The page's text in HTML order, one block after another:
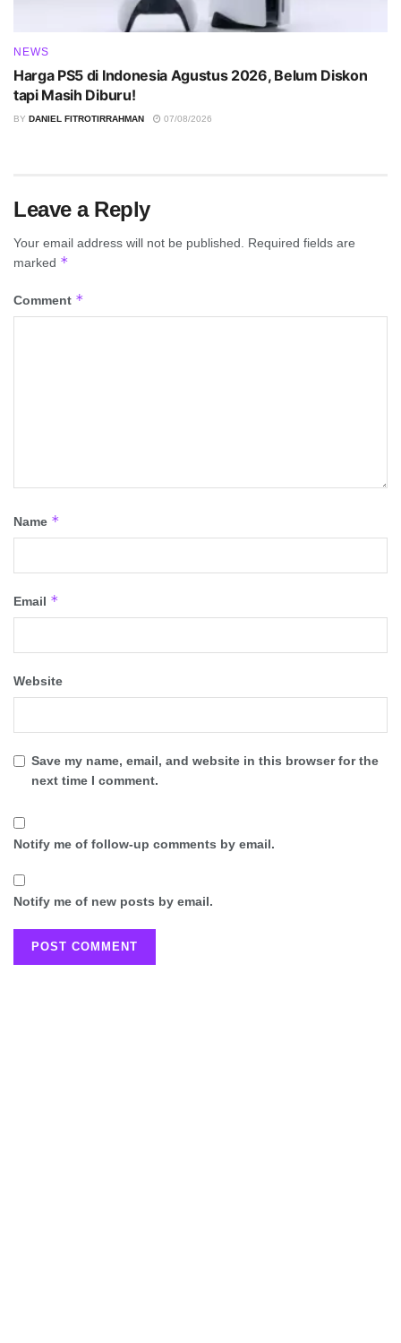
NEWS
Harga PS5 di Indonesia Agustus 2026, Belum Diskon
tapi Masih Diburu!
BY DANIEL FITROTIRRAHMAN 07/08/2026
Leave a Reply
Your email address will not be published.
Required fields are
marked *
Comment *
Name *
Email *
Website
Save my name, email, and website in this browser for the
next time I comment.
Notify me of follow-up comments by email.
Notify me of new posts by email.